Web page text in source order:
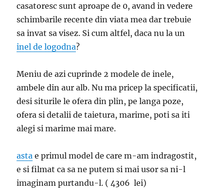
casatoresc sunt aproape de 0, avand in vedere
schimbarile recente din viata mea dar trebuie
sa invat sa visez. Si cum altfel, daca nu la un
inel de logodna?
Meniu de azi cuprinde 2 modele de inele,
ambele din aur alb. Nu ma pricep la specificatii,
desi siturile le ofera din plin, pe langa poze,
ofera si detalii de taietura, marime, poti sa iti
alegi si marime mai mare.
asta e primul model de care m-am indragostit,
e si filmat ca sa ne putem si mai usor sa ni-l
imaginam purtandu-l. ( 4306 lei)